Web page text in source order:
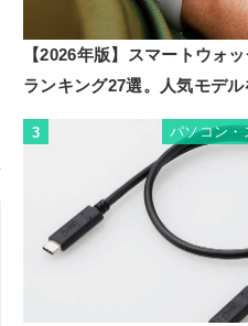
【2026年版】スマートウォ
ランキング27選。人気モデ
3 パソコン・